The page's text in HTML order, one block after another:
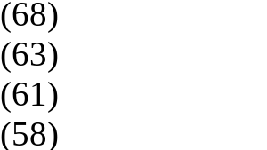
(68)
(63)
(61)
(58)